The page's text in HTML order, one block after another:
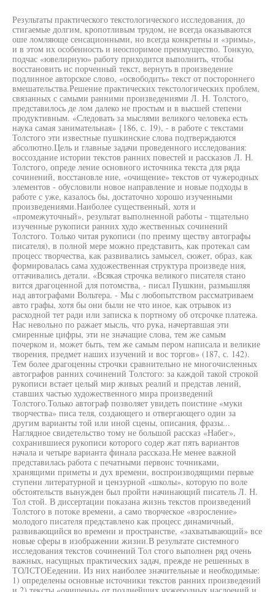
Результаты практического текстологического исследования, до
стигаемые долгим, кропотливым трудом, не всегда оказываются
оше ломляюще сенсационными, но всегда конкретны и «зримы»,
и в этом их особенность и неоспоримое преимущество. Тонкую,
подчас «ювелирную» работу приходится выполнить, чтобы
восстановить ис порченный текст, вернуть в произведение
подлинное авторское слово, «освободить» текст от постороннего
вмешательства.Решение практических текстологических проблем,
связанных с самыми ранними произведениями Л. Н. Толстого,
представилось де лом далеко не простым и в высшей степени
продуктивным. «Следовать за мыслями великого человека есть
наука самая занимательная» {186, с. 19), - в работе с текстами
Толстого эти известные пушкинские слова подтверждаются
абсолютно.Цель и главные задачи проведенного исследования:
воссоздание истории текстов ранних повестей и рассказов Л. Н.
Толстого, опреде ление основного источника текста для ряда
сочинений, восстановле ние, «очищение» текстов от чужеродных
элементов - обусловили новое направление и новые подходы в
работе с уже, казалось бы, достаточно хорошо изученными
произведениями.Наиболее существенный, хотя и
«промежуточный», результат выполненной работы - тщательно
изученные рукописи ранних худо жественных сочинений
Толстого. Только читая рукописи (по преиму ществу автографы
писателя), в полной мере можно представить, как протекал сам
процесс творчества, как развивались замысел, сюжет, образ, как
формировалась сама художественная структура произведе ния,
оттачивались детали. «Всякая строчка великого писателя стано
вится драгоценной для потомства, - писал Пушкин, размышляя
над автографами Вольтера. - Мы с любопытством рассматриваем
авто графы, хотя бы они были не что иное, как отрывок из
расходной тет ради или записка к портному об отсрочке платежа.
Нас невольно по ражает мысль, что рука, начертавшая эти
смиренные цифры, эти не значащие слова, тем же самым
почерком и, может быть, тем же самым пером написала и великие
творения, предмет наших изучений и вос торгов» (187, с. 142).
Тем более драгоценны строчки сравнительно не многочисленных
автографов ранних сочинений Толстого: за каждой такой строкой
рукописи встает целый мир живых реалий и представ лений,
ставших частью художественного мира произведений
Толстого.Только автограф позволяет увидеть поистине «муки
творчества» писа теля, создающего и отвергающего один за
другим варианты той или иной сцены, описания, фразы...
Наглядное свидетельство тому не большой рассказ «Набег»,
сохранившиеся рукописи которого содер жат пять вариантов
начала и четыре варианта финала рассказа.Не менее важной
представилась работа с печатными первоис точниками,
хранящими приметы и дух времени, воспроизводящими первые
ступени литературной и цензурной «школы», которую по воле
обстоятельств вынужден был пройти начинающий писатель Л. Н.
Тол стой. В диссертации показана жизнь текстов произведений
Толстого в потоке времени, а само творческое «взросление»
молодого писателя представлено как процесс динамичный,
развивающийся во времени и пространстве, «захватывающий» все
новые сферы в изображении жизни.В результате системного
исследования текстов сочинений Тол стого выполнен ряд очень
важных, насущных практических задач, прежде не решенных в
ТОЛСТОЕедении. Из них наиболее значительные и необходимые:
1) определены основные источники текстов ранних произведений